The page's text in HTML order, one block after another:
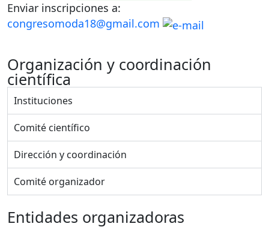
Enviar inscripciones a:
congresomoda18@gmail.com
Organización y coordinación
científica
Instituciones
Comité científico
Dirección y coordinación
Comité organizador
Entidades organizadoras